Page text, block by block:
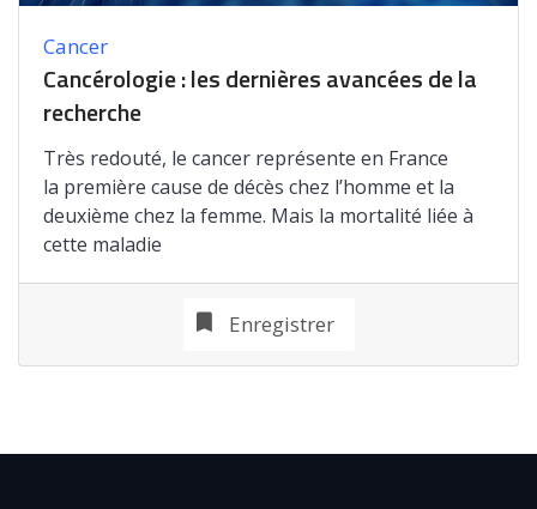
Cancer
Cancérologie : les dernières avancées de la
recherche
Très redouté, le cancer représente en France
la première cause de décès chez l’homme et la
deuxième chez la femme. Mais la mortalité liée à
cette maladie
Enregistrer